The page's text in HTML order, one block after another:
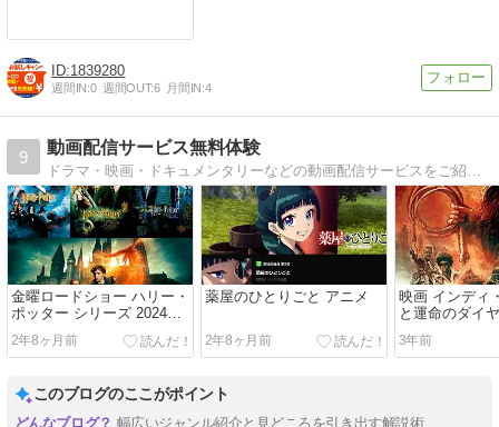
1839280
週間IN:0 週間OUT:6 月間IN:4
9
動画配信サービス無料体験
金曜ロードショー ハリー・
ポッター シリーズ 2024年1
月
2年8ヶ月前
薬屋のひとりごと アニメ
2年8ヶ月前
映画 インディ
と運命のダイ
3年前
このブログのここがポイント
幅広いジャンル紹介と見どころを引き出す解説術